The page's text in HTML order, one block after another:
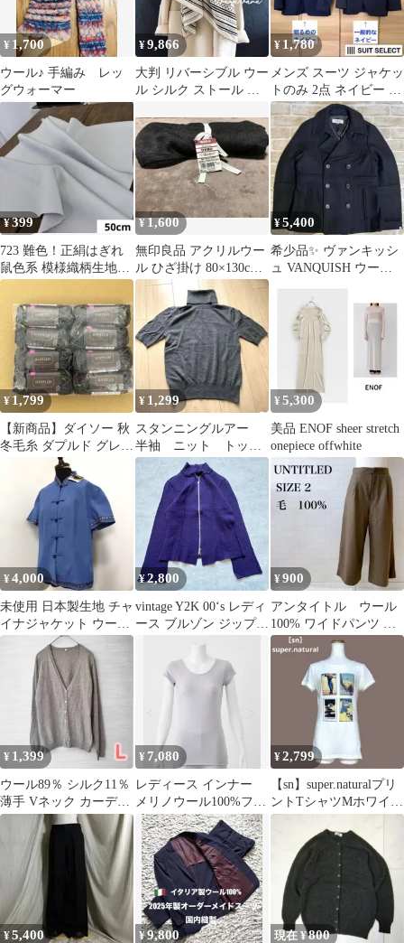
¥ 1,700
ウール♪ 手編み レッ
グウォーマー
¥9,866
大判 リバーシブル ウー
ル シルク ストール シ
羊毛
¥ 1,780
メンズ スーツ ジャケッ
トのみ 2点 ネイビー 紺
色 オールシーズン
¥399
723 難色！正絹はぎれ
鼠色系 模様織柄生地
50cm
¥1,600
無印良品 アクリルウー
ル ひざ掛け 80×130cm
ブラウン 新品タグ付き
¥5,400
希少品✨ ヴァンキッシ
ュ VANQUISH ウー
ズ Ｓ 黒
¥1,799
【新商品】ダイソー 秋
冬毛糸 ダプルド グレー
8個セット 新品未使用
¥ 1,299
スタンニングルアー
半袖 ニット トップ
ス
¥5,300
美品 ENOF sheer stretch
onepiece offwhite
¥4,000
未使用 日本製生地 チャ
イナジャケット ウール
85% M 裏地付 タグ 香
港土産
¥2,800
vintage Y2K 00‘s レディ
ース ブルゾン ジップ
¥900
アンタイトル ウール
100% ワイドパンツ カ
ーキブラウン 日本製
ウエストゴム
¥ 1,399
ウール89％ シルク11％
薄手 Vネック カーディ
ガン L グレージュ 羽織
¥ 7,080
レディース インナー
メリノウール100%フレ
ンチスリーブ グレー フ
ァクトリエ
¥2,799
【sn】super.naturalプリ
ントTシャツMホワイ
ト 新品 b6e029
¥5,400 ¥9,800 現在 ¥800